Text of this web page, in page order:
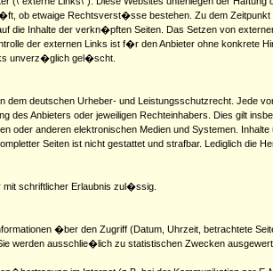
ob etwaige Rechtsverst�sse bestehen. Zu dem
die Inhalte der verkn�pften Seiten. Das Setzen von
der externen Links ist f�r den Anbieter ohne konkrete
unverz�glich gel�scht.
dem deutschen Urheber- und Leistungsschutzrecht. Jede
des Anbieters oder jeweiligen Rechteinhabers. Dies gilt
oder anderen elektronischen Medien und Systemen.
Seiten ist nicht gestattet und strafbar. Lediglich die
mit schriftlicher Erlaubnis zul�ssig.
�ber den Zugriff (Datum, Uhrzeit, betrachtete
werden ausschlie�lich zu statistischen Zwecken